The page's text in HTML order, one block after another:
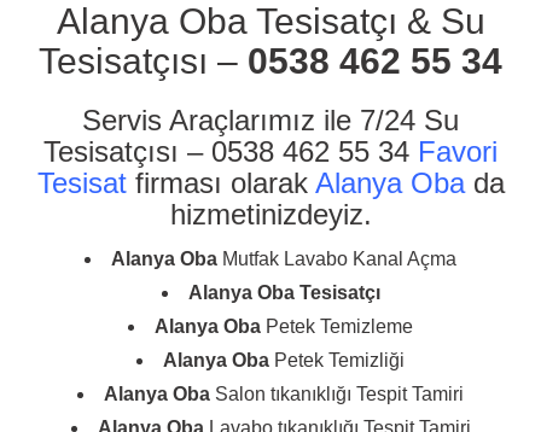
Alanya Oba Tesisatçı & Su
Tesisatçısı – 0538 462 55 34
Servis Araçlarımız ile 7/24 Su
Tesisatçısı – 0538 462 55 34 Favori
Tesisatfirması olarak Alanya Obada
hizmetinizdeyiz.
Alanya Oba Mutfak Lavabo Kanal Açma
Alanya Oba Tesisatçı
Alanya Oba Petek Temizleme
Alanya Oba Petek Temizliği
Alanya Oba Salon tıkanıklığı Tespit Tamiri
Alanya Oba Lavabo tıkanıklığı Tespit Tamiri